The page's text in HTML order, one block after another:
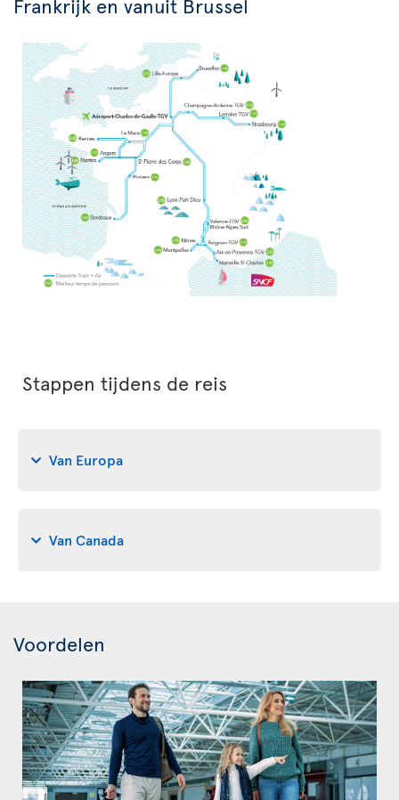
Frankrijk en vanuit Brussel
Stappen tijdens de reis
Van Europa
Van Canada
Voordelen